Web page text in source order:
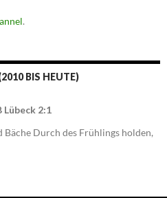
.
BIS HEUTE)
Lübeck 2:1
Durch des Frühlings holden,